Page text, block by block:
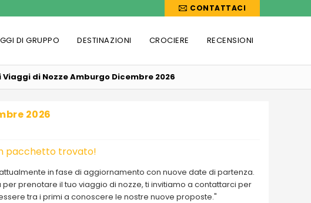
CONTATTACI
DI GRUPPO DESTINAZIONI CROCIERE RECENSIONI
di Nozze Amburgo Dicembre 2026
2026
pacchetto trovato!
in fase di aggiornamento con nuove date di partenza.
prenotare il tuo viaggio di nozze, ti invitiamo a contattarci per
tra i primi a conoscere le nostre nuove proposte."